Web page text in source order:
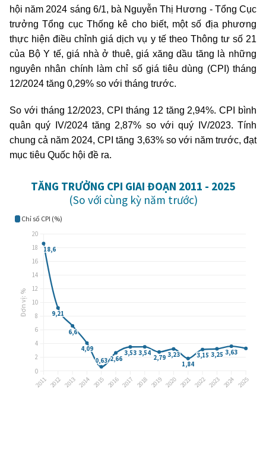
hội năm 2024 sáng 6/1, bà Nguyễn Thị Hương - Tổng Cục
trưởng Tổng cục Thống kê cho biết, một số địa phương
thực hiện điều chỉnh giá dịch vụ y tế theo Thông tư số 21
của Bộ Y tế, giá nhà ở thuê, giá xăng dầu tăng là những
nguyên nhân chính làm chỉ số giá tiêu dùng (CPI) tháng
12/2024 tăng 0,29% so với tháng trước.
So với tháng 12/2023, CPI tháng 12 tăng 2,94%. CPI bình
quân quý IV/2024 tăng 2,87% so với quý IV/2023. Tính
chung cả năm 2024, CPI tăng 3,63% so với năm trước, đạt
mục tiêu Quốc hội đề ra.